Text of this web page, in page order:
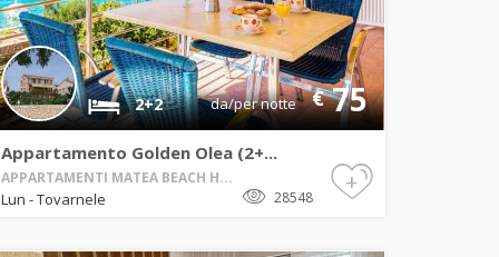
2+2 €75
da/per notte
Appartamento Golden Olea (2+...
APPARTAMENTI MATEA BEACH H...
28548
Lun - Tovarnele
+